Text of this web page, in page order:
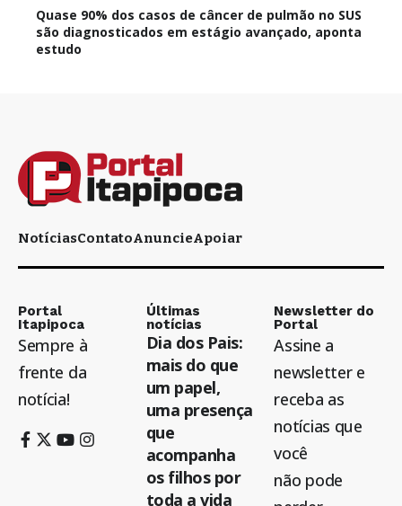
Quase 90% dos casos de câncer de pulmão no SUS
são diagnosticados em estágio avançado, aponta
estudo
NotíciasContatoAnuncieApoiar
Portal
Itapipoca
Sempre à
frente da
notícia!
Últimas
notícias
Dia dos Pais:
mais do que
um papel,
uma presença
que
acompanha
os filhos por
toda a vida
Newsletter do
Portal
Assine a
newsletter e
receba as
notícias que
você
não pode